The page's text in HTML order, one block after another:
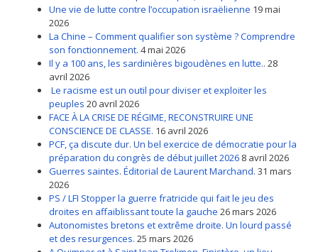
Une vie de lutte contre l’occupation israëlienne 19 mai
2026
La Chine – Comment qualifier son système ? Comprendre
son fonctionnement. 4 mai 2026
Il y a 100 ans, les sardinières bigoudènes en lutte.. 28
avril 2026
Le racisme est un outil pour diviser et exploiter les
peuples 20 avril 2026
FACE À LA CRISE DE RÉGIME, RECONSTRUIRE UNE
CONSCIENCE DE CLASSE. 16 avril 2026
PCF, ça discute dur. Un bel exercice de démocratie pour la
préparation du congrès de début juillet 2026 8 avril 2026
Guerres saintes. Éditorial de Laurent Marchand. 31 mars
2026
PS / LFI Stopper la guerre fratricide qui fait le jeu des
droites en affaiblissant toute la gauche 26 mars 2026
Autonomistes bretons et extrême droite. Un lourd passé
et des resurgences. 25 mars 2026